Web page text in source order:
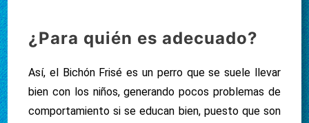
¿Para quién es adecuado?
Así, el Bichón Frisé es un perro que se suele llevar
bien con los niños, generando pocos problemas de
comportamiento si se educan bien, puesto que son